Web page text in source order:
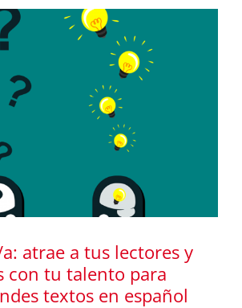
atrae a tus lectores y
con tu talento para
textos en español